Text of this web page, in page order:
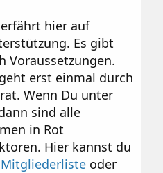
hier auf
Es gibt
Voraussetzungen.
erst einmal durch
Wenn Du unter
sind alle
in Rot
Hier kannst du
Mitgliederliste oder